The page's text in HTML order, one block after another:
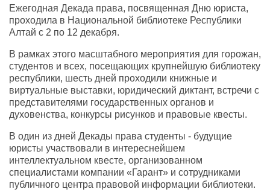
Ежегодная Декада права, посвященная Дню юриста,
проходила в Национальной библиотеке Республики
Алтай с 2 по 12 декабря.
В рамках этого масштабного мероприятия для горожан,
студентов и всех, посещающих крупнейшую библиотеку
республики, шесть дней проходили книжные и
виртуальные выставки, юридический диктант, встречи с
представителями государственных органов и
духовенства, конкурсы рисунков и правовые квесты.
В один из дней Декады права студенты - будущие
юристы участвовали в интереснейшем
интеллектуальном квесте, организованном
специалистами компании «Гарант» и сотрудниками
публичного центра правовой информации библиотеки.